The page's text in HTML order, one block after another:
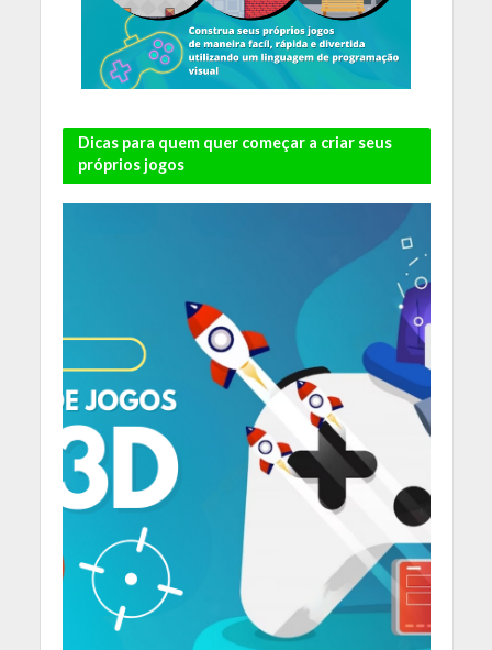
Dicas para quem quer começar a criar seus
próprios jogos